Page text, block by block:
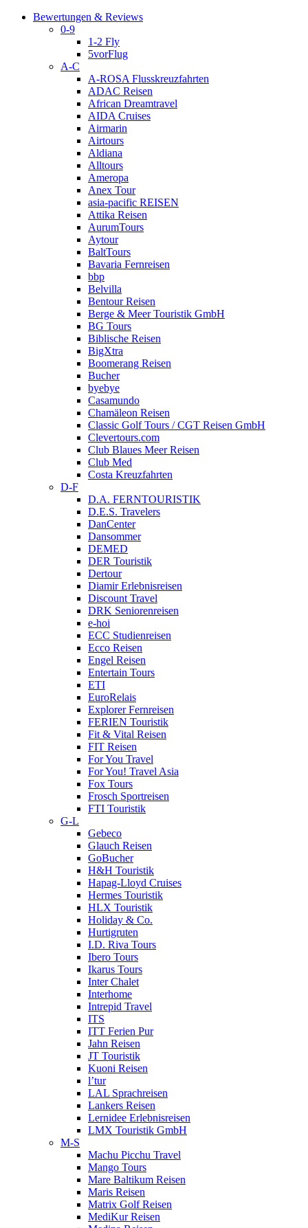
Bewertungen & Reviews
0-9
1-2 Fly
5vorFlug
A-C
A-ROSA Flusskreuzfahrten
ADAC Reisen
African Dreamtravel
AIDA Cruises
Airmarin
Airtours
Aldiana
Alltours
Ameropa
Anex Tour
asia-pacific REISEN
Attika Reisen
AurumTours
Aytour
BaltTours
Bavaria Fernreisen
bbp
Belvilla
Bentour Reisen
Berge & Meer Touristik GmbH
BG Tours
Biblische Reisen
BigXtra
Boomerang Reisen
Bucher
byebye
Casamundo
Chamäleon Reisen
Classic Golf Tours / CGT Reisen GmbH
Clevertours.com
Club Blaues Meer Reisen
Club Med
Costa Kreuzfahrten
D-F
D.A. FERNTOURISTIK
D.E.S. Travelers
DanCenter
Dansommer
DEMED
DER Touristik
Dertour
Diamir Erlebnisreisen
Discount Travel
DRK Seniorenreisen
e-hoi
ECC Studienreisen
Ecco Reisen
Engel Reisen
Entertain Tours
ETI
EuroRelais
Explorer Fernreisen
FERIEN Touristik
Fit & Vital Reisen
FIT Reisen
For You Travel
For You! Travel Asia
Fox Tours
Frosch Sportreisen
FTI Touristik
G-L
Gebeco
Glauch Reisen
GoBucher
H&H Touristik
Hapag-Lloyd Cruises
Hermes Touristik
HLX Touristik
Holiday & Co.
Hurtigruten
I.D. Riva Tours
Ibero Tours
Ikarus Tours
Inter Chalet
Interhome
Intrepid Travel
ITS
ITT Ferien Pur
Jahn Reisen
JT Touristik
Kuoni Reisen
l’tur
LAL Sprachreisen
Lankers Reisen
Lernidee Erlebnisreisen
LMX Touristik GmbH
M-S
Machu Picchu Travel
Mango Tours
Mare Baltikum Reisen
Maris Reisen
Matrix Golf Reisen
MediKur Reisen